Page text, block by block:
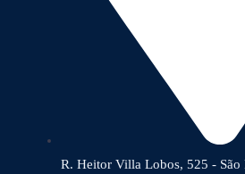
R. Heitor Villa Lobos, 525 - São